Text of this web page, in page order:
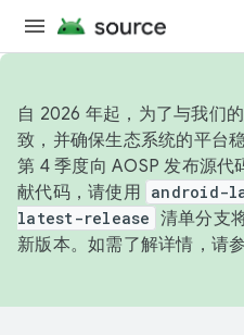
自 2026 年起，为了与我们
致，并确保生态系统的平台
第 4 季度向 AOSP 发布源代
献代码，请使用 android-
latest-release 清单分支
新版本。如需了解详情，请